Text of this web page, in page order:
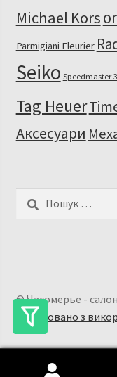
Michael Kors
Parmigiani Fleurier
Seiko Speedmaster
Tag Heuer
Аксесуари
© Часомерье -
Побудовано з